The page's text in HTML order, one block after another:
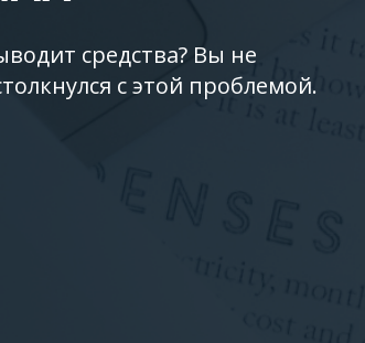
средства? Вы не
с этой проблемой.